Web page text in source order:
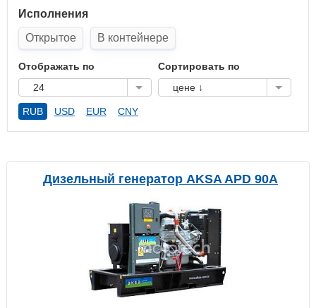
Исполнения
Открытое
В контейнере
Отображать по
24
Сортировать по
цене ↓
RUB USD EUR CNY
Дизельный генератор AKSA APD 90A